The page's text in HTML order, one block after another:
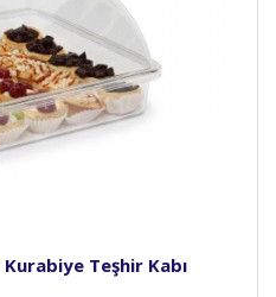
Kurabiye Teşhir Kabı